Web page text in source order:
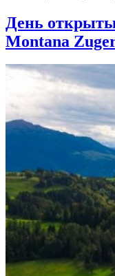
День
Montana